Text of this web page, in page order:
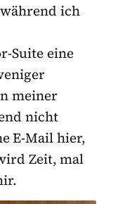
ich
Suite eine
meiner
nicht
E-Mail hier,
Zeit, mal